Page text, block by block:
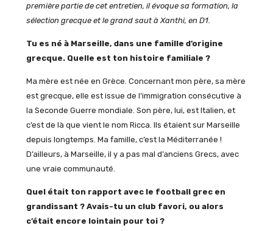
première partie de cet entretien, il évoque sa formation, la
sélection grecque et le grand saut à Xanthi, en D1.
Tu es né à Marseille, dans une famille d’origine
grecque. Quelle est ton histoire familiale ?
Ma mère est née en Grèce. Concernant mon père, sa mère
est grecque, elle est issue de l’immigration consécutive à
la Seconde Guerre mondiale. Son père, lui, est Italien, et
c’est de là que vient le nom Ricca. Ils étaient sur Marseille
depuis longtemps. Ma famille, c’est la Méditerranée !
D’ailleurs, à Marseille, il y a pas mal d’anciens Grecs, avec
une vraie communauté.
Quel était ton rapport avec le football grec en
grandissant ? Avais-tu un club favori, ou alors
c’était encore lointain pour toi ?